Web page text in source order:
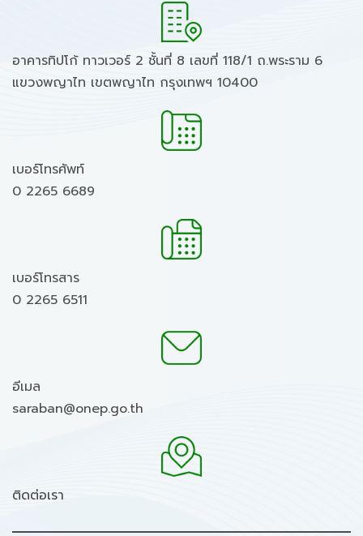
อาคารทิปโก้ ทาวเวอร์ 2 ชั้นที่ 8 เลขที่ 118/1 ถ.พระราม 6
แขวงพญาไท เขตพญาไท กรุงเทพฯ 10400
เบอร์โทรศัพท์
0 2265 6689
เบอร์โทรสาร
0 2265 6511
อีเมล
saraban@onep.go.th
ติดต่อเรา